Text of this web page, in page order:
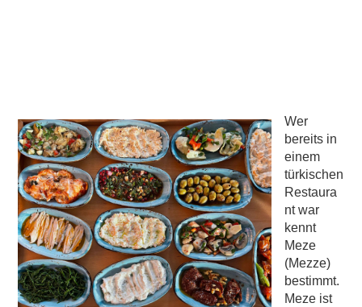
Wer
bereits in
einem
türkischen
Restaura
nt war
kennt
Meze
(Mezze)
bestimmt.
Meze ist